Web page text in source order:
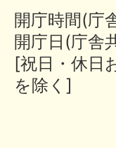
開庁時間(庁
開庁日(庁舎
[祝日・休日
を除く]